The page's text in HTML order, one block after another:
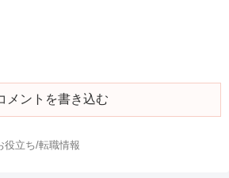
メントを書き込む
役立ち/転職情報